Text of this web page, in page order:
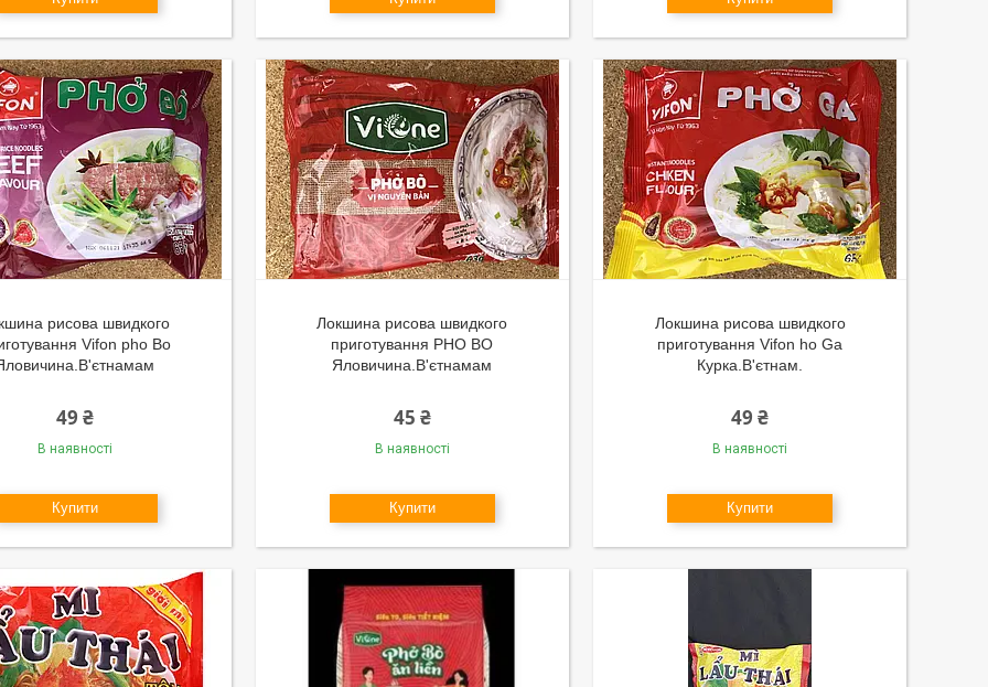
рисова швидкого
Vifon pho Bo
49 ₴
В наявності
Купити
Локшина рисова швидкого
приготування PHO BO
Яловичина.В'єтнамам
45 ₴
В наявності
Купити
Локшина рисова швидкого
приготування Vifon ho Ga
Курка.В'єтнам.
49 ₴
В наявності
Купити